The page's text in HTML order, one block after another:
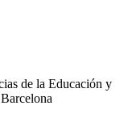
de la Educación y